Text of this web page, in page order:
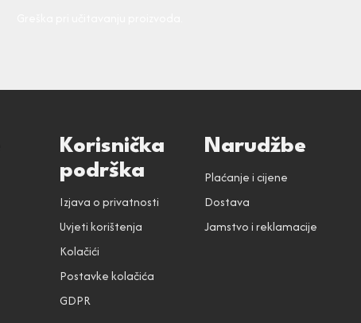
Korisnička
podrška
Izjava o privatnosti
Uvjeti korištenja
Kolačići
Postavke kolačića
GDPR
Narudžbe
Plaćanje i cijene
Dostava
Jamstvo i reklamacije